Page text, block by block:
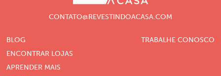
CONTATO@REVESTINDOACASA.COM
BLOG
ENCONTRAR LOJAS
APRENDER MAIS
TRABALHE CONOSCO